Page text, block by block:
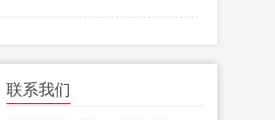
联系我们